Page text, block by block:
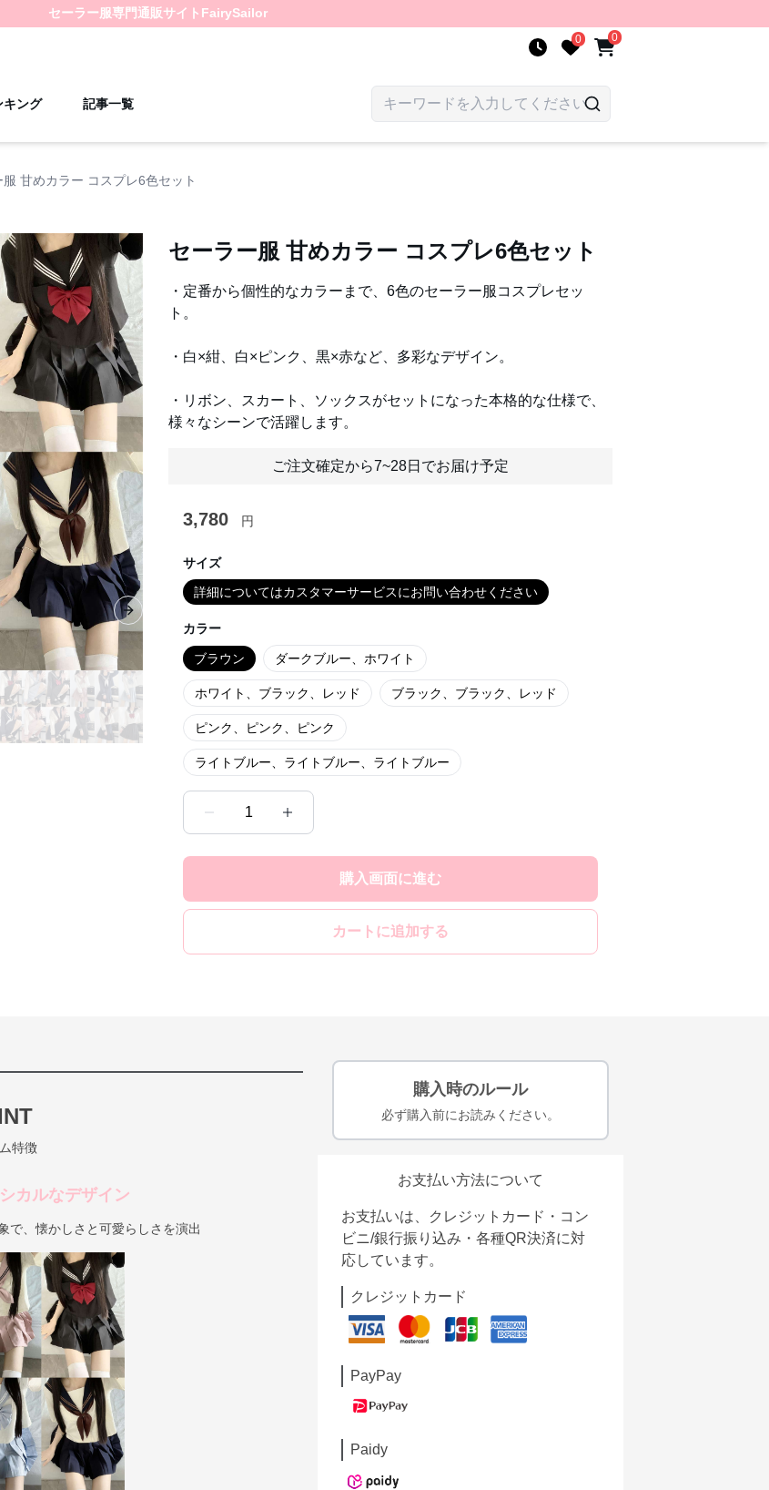
セーラー服専門通販サイト FairySailor
0 0
キング 記事一覧
服 甘めカラー コスプレ6色セット
Next slide
セーラー服 甘めカラー コスプレ6色セット
・定番から個性的なカラーまで、6色のセーラー服コスプレセッ
ト。
・白×紺、白×ピンク、黒×赤など、多彩なデザイン。
・リボン、スカート、ソックスがセットになった本格的な仕様で、
様々なシーンで活躍します。
ご注文確定から7~28日でお届け予定
3,780 円
サイズ
詳細についてはカスタマーサービスにお問い合わせください
カラー
ブラウン ダークブルー、ホワイト
ホワイト、ブラック、レッド ブラック、ブラック、レッド
ピンク、ピンク、ピンク
ライトブルー、ライトブルー、ライトブルー
1
購入画面に進む
カートに追加する
特徴
カルなデザイン
で、懐かしさと可愛らしさを演出
購入時のルール
必ず購入前にお読みください。
お支払い方法について
お支払いは、クレジットカード・コン
ビニ/銀行振り込み・各種QR決済に対
応しています。
クレジットカード
PayPay
Paidy